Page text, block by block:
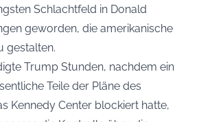
Schlachtfeld in Donald
geworden, die amerikanische
gestalten.
Trump Stunden, nachdem ein
Teile der Pläne des
Kennedy Center blockiert hatte,